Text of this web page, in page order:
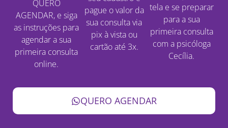
QUERO
AGENDAR, e siga
as instruções para
agendar a sua
primeira consulta
online.
pague o valor da
sua consulta via
pix à vista ou
cartão até 3x.
tela e se preparar
para a sua
primeira consulta
com a psicóloga
Cecília.
QUERO AGENDAR